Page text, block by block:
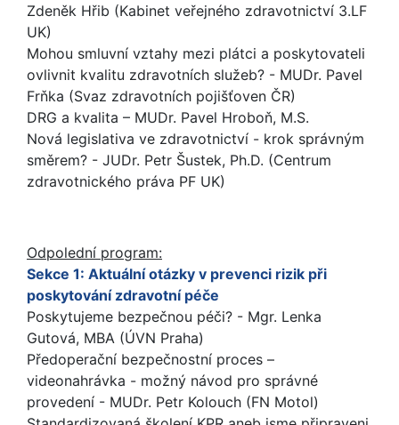
Zdeněk Hřib (Kabinet veřejného zdravotnictví 3.LF
UK)
Mohou smluvní vztahy mezi plátci a poskytovateli
ovlivnit kvalitu zdravotních služeb? - MUDr. Pavel
Frňka (Svaz zdravotních pojišťoven ČR)
DRG a kvalita – MUDr. Pavel Hroboň, M.S.
Nová legislativa ve zdravotnictví - krok správným
směrem? - JUDr. Petr Šustek, Ph.D. (Centrum
zdravotnického práva PF UK)
Odpolední program:
Sekce 1: Aktuální otázky v prevenci rizik při
poskytování zdravotní péče
Poskytujeme bezpečnou péči? - Mgr. Lenka
Gutová, MBA (ÚVN Praha)
Předoperační bezpečnostní proces –
videonahrávka - možný návod pro správné
provedení - MUDr. Petr Kolouch (FN Motol)